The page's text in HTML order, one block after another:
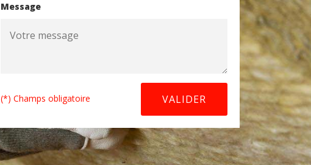
Message
(*) Champs obligatoire